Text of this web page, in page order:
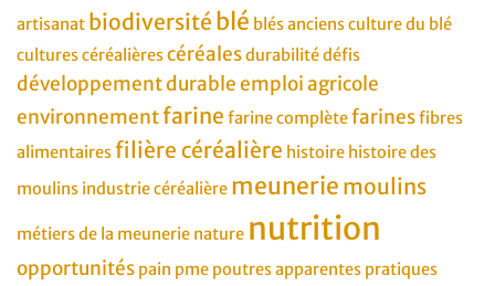
artisanat biodiversité blé blés anciensculture du blé
cultures céréalièrescéréalesdurabilitédéfis
développement durableemploi agricole
environnementfarine farine complètefarinesfibres
alimentairesfilière céréalière histoire histoire des
moulins industrie céréalière meunerie moulins
métiers de la meunerie nature nutrition
opportunités pain pme poutres apparentes pratiques